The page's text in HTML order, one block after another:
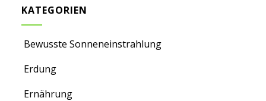
KATEGORIEN
Bewusste Sonneneinstrahlung
Erdung
Ernährung